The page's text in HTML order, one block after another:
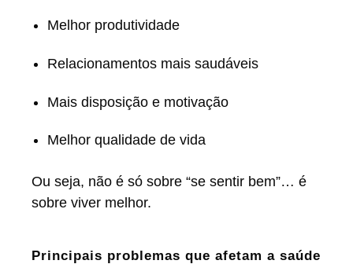
Melhor produtividade
Relacionamentos mais saudáveis
Mais disposição e motivação
Melhor qualidade de vida
Ou seja, não é só sobre “se sentir bem”… é
sobre viver melhor.
Principais problemas que afetam a saúde